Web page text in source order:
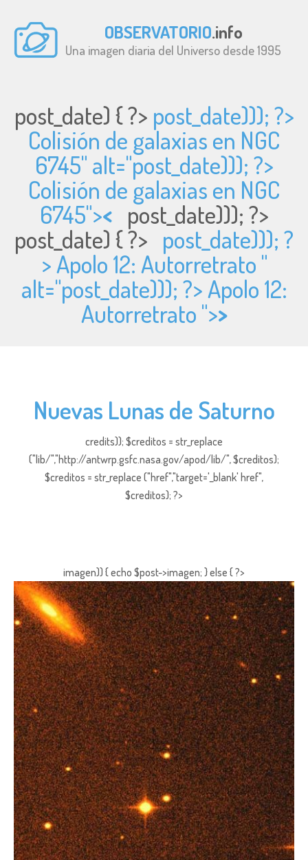
OBSERVATORIO.info
Una imagen diaria del Universo desde 1995
post_date) { ?> post_date))); ?>
Colisión de galaxias en NGC
6745" alt="post_date))); ?>
Colisión de galaxias en NGC
6745">< post_date))); ?>
post_date) { ?> post_date))); ?
> Apolo 12: Autorretrato "
alt="post_date))); ?> Apolo 12:
Autorretrato ">>
Nuevas Lunas de Saturno
credits)); $creditos = str_replace
("lib/","http://antwrp.gsfc.nasa.gov/apod/lib/", $creditos);
$creditos = str_replace ("href","target='_blank' href",
$creditos); ?>
imagen)) { echo $post->imagen; } else { ?>